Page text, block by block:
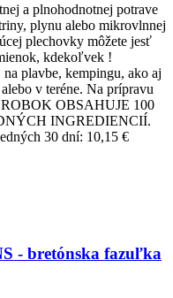
a plnohodnotnej potrave
plynu alebo mikrovlnnej
plechovky môžete jesť
kdekoľvek !
plavbe, kempingu, ako aj
v teréne. Na prípravu
OBSAHUJE 100
INGREDIENCIÍ.
30 dní: 10,15 €
- bretónska fazuľka